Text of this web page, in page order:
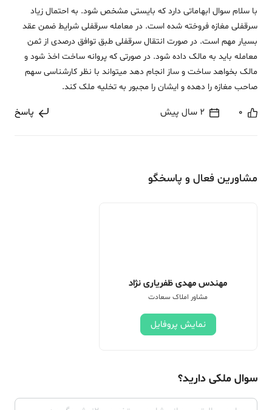
با سلام سوال ابهاماتی دارد که بایستی مشخص شود. به احتمال زیاد
سرقفلی مغازه فروخته شده است. در معامله سرقفلی شرایط ضمن عقد
بسیار مهم است. در صورت انتقال سرقفلی طبق توافق درصدی از ثمن
معامله باید به مالک داده شود. در صورتی که پروانه ساخت اخذ شود و
مالک بخواهد ساخت و ساز انجام دهد میتواند با نظر کارشناسی سهم
صاحب مغازه را دهده و ایشان را مجبور به تخلیه ملک کند.
0 2 سال پیش پاسخ
مشاورین فعال و پاسخگو
مهندس مهدی ظفریاری نژاد
مشاور املاک سعادت
نمایش پروفایل
سوال ملکی دارید؟